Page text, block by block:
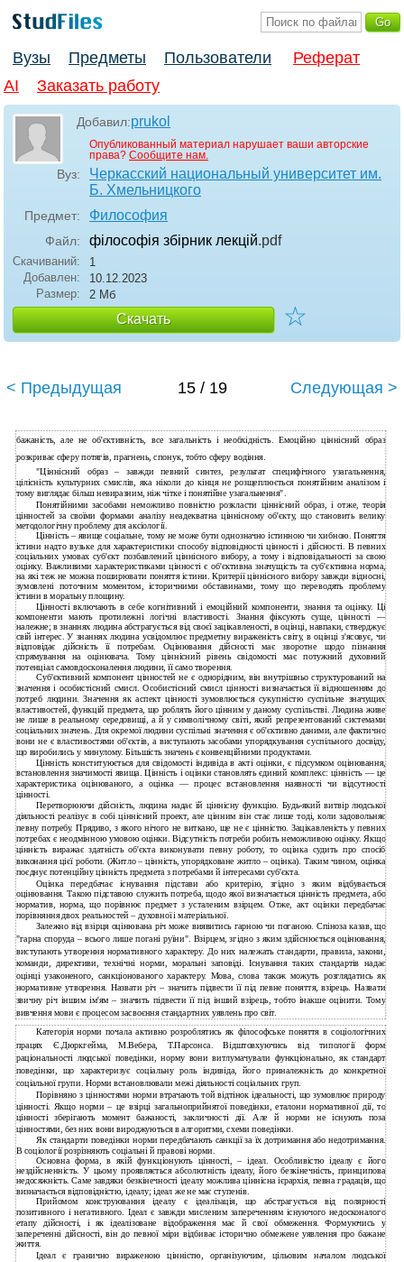
Вузы Предметы Пользователи
Реферат
AI
Заказать работу
Добавил:prukol
Опубликованный материал нарушает ваши авторские
права? Сообщите нам.
Вуз:
Черкасский национальный университет им.
Б. Хмельницкого
Предмет: Философия
Файл: філософія збірник лекцій.pdf
Скачиваний:
1
Добавлен:
10.12.2023
Размер:
2 Мб
Скачать ☆
< Предыдущая 15 / 19 Следующая >
бажаність, але не об'єктивність, все загальність і необхідність. Емоційно ціннісний образ
розкриває сферу потягів, прагнень, спонук, тобто сферу водіння.
"Ціннісний образ – завжди певний синтез, результат специфічного узагальнення,
цілісність культурних смислів, яка ніколи до кінця не розщеплюється понятійним аналізом і
тому виглядає більш невиразним, ніж чітке і понятійне узагальнення".
Понятійними засобами неможливо повністю розкласти ціннісний образ, і отже, теорія
цінностей за своїми формами аналізу неадекватна ціннісному об'єкту, що становить велику
методологічну проблему для аксіології.
Цінність – явище соціальне, тому не може бути однозначно істинною чи хибною. Поняття
істини надто вузьке для характеристики способу відповідності цінності і дійсності. В певних
соціальних умовах суб'єкт позбавлений ціннісного вибору, а тому і відповідальності за свою
оцінку. Важливими характеристиками цінності є об'єктивна значущість та суб'єктивна норма,
на які теж не можна поширювати поняття істини. Критерії ціннісного вибору завжди відносні,
зумовлені поточним моментом, історичними обставинами, тому що переводять проблему
істини в моральну площину.
Цінності включають в себе когнітивний і емоційний компоненти, знання та оцінку. Ці
компоненти мають протилежні логічні властивості. Знання фіксують суще, цінності —
належне; в знаннях людина абстрагується від своєї зацікавленості, в оцінці, навпаки, стверджує
свій інтерес. У знаннях людина усвідомлює предметну вираженість світу, в оцінці з'ясовує, чи
відповідає дійсність її потребам. Оцінювання дійсності має зворотне щодо пізнання
спрямування на оцінювача. Тому ціннісний рівень свідомості має потужний духовний
потенціал самовдосконалення людини, її само творення.
Суб'єктивний компонент цінностей не є однорідним, він внутрішньо структурований на
значення і особистісний смисл. Особистісний смисл цінності визначається її відношенням до
потреб людини. Значення як аспект цінності зумовлюється сукупністю суспільне значущих
властивостей, функцій предмета, що роблять його цінним у даному суспільстві. Людина живе
не лише в реальному середовищі, а й у символічному світі, який репрезентований системами
соціальних значень. Для окремої людини суспільні значення є об'єктивно даними, але фактично
вони не є властивостями об'єктів, а виступають засобами упорядкування суспільного досвіду,
що виробились у минулому. Більшість значень є конвенційними продуктами.
Цінність конституюється для свідомості індивіда в акті оцінки, є підсумком оцінювання,
встановлення значимості явища. Цінність і оцінки становлять єдиний комплекс: цінність — це
характеристика оцінюваного, а оцінка — процес встановлення наявності чи відсутності
цінності.
Перетворюючи дійсність, людина надає їй ціннісну функцію. Будь-який витвір людської
діяльності реалізує в собі ціннісний проект, але цінним він стає лише тоді, коли задовольняє
певну потребу. Прядиво, з якого нічого не виткано, ще не є цінністю. Зацікавленість у певних
потребах є неодмінною умовою оцінки. Відсутність потреби робить неможливою оцінку. Якщо
цінність виражає здатність об'єкта виконувати певну роботу, то оцінка судить про спосіб
виконання цієї роботи. (Житло – цінність, упорядковане житло – оцінка). Таким чином, оцінка
поєднує потенційну цінність предмета з потребами й інтересами суб'єкта.
Оцінка передбачає існування підстави або критерію, згідно з яким відбувається
оцінювання. Такою підставою служить потреба, щодо якої визначається цінність предмета, або
норматив, норма, що порівнює предмет з усталеним взірцем. Отже, акт оцінки передбачає
порівняння двох реальностей – духовної і матеріальної.
Залежно від взірця оцінювана річ може виявитись гарною чи поганою. Спіноза казав, що
"гарна споруда – всього лише погані руїни". Взірцем, згідно з яким здійснюється оцінювання,
виступають утворення нормативного характеру. До них належать стандарти, правила, закони,
команди, директиви, технічні норми, моральні заповіді. Існування таких стандартів надає
оцінці узаконеного, санкціонованого характеру. Мова, слова також можуть розглядатись як
нормативне утворення. Назвати річ – значить підвести її під певне поняття, взірець. Назвати
звичну річ іншим ім'ям – значить підвести її під інший взірець, тобто інакше оцінити. Тому
вивчення мови є процесом засвоєння стандартних уявлень про світ.
Категорія норми почала активно розроблятись як філософське поняття в соціологічних
працях Є.Дюркгейма, М.Вебера, Т.Парсонса. Відштовхуючись від типології форм
раціональності людської поведінки, норму вони витлумачували функціонально, як стандарт
поведінки, що характеризує соціальну роль індивіда, його приналежність до конкретної
соціальної групи. Норми встановлювали межі діяльності соціальних груп.
Порівняно з цінностями норми втрачають той відтінок ідеальності, що зумовлює природу
цінності. Якщо норми – це взірці загальноприйнятої поведінки, еталони нормативної дії, то
цінності зберігають момент бажаності, закличності дії. Але й норми не існують поза
цінностями, без них вони вироджуються в алгоритми, схеми поведінки.
Як стандарти поведінки норми передбачають санкції за їх дотримання або недотримання.
В соціології розрізняють соціальні й правові норми.
Основна форма, в якій функціонують цінності, – ідеал. Особливістю ідеалу є його
нездійсненність. У цьому проявляється абсолютність ідеалу, його безкінечність, принципова
недосяжність. Саме завдяки безкінечності ідеалу можлива ціннісна ієрархія, певна градація, що
визначається відповідністю, ідеалу; ідеал же не має ступенів.
Прийомом конструювання ідеалу є ідеалізація, що абстрагується від полярності
позитивного і негативного. Ідеал є завжди мисленим запереченням існуючого недосконалого
етапу дійсності, і як ідеалізоване відображення має й свої обмеження. Формуючись у
запереченні дійсності, він до певної міри відбиває історично обмежене уявлення про бажане
життя.
Ідеал є гранично вираженою цінністю, організуючим, цільовим началом людської